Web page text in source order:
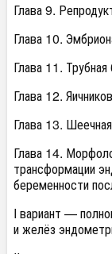
Глава 9.
Глава 10.
Глава 11.
Глава 12.
Глава 13.
Глава 14.
трансформации
беременности
I вариант —
и желёз